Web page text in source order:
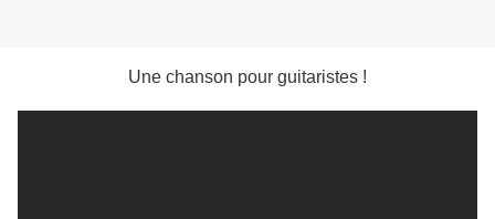
Une chanson pour guitaristes !